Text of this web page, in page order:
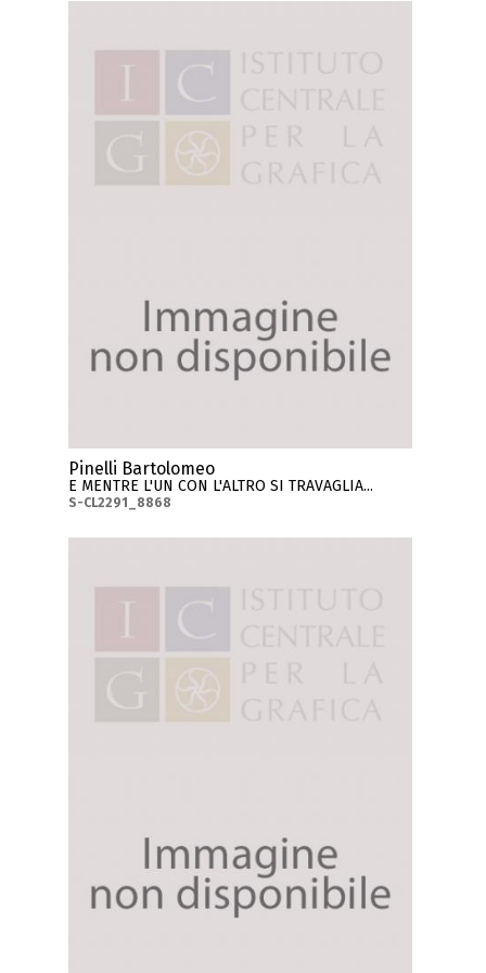
Pinelli Bartolomeo
E MENTRE L'UN CON L'ALTRO SI TRAVAGLIA...
S-CL2291_8868